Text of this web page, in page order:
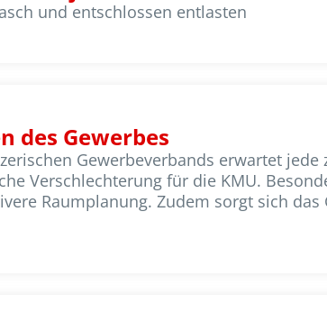
und entschlossen entlasten
des Gewerbes
Gewerbeverbands erwartet
Verschlechterung für die KMU.
Raumplanung. Zudem sorgt sich